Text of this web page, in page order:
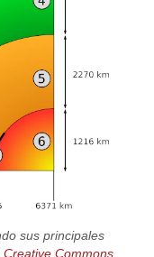
sus principales
Creative Commons